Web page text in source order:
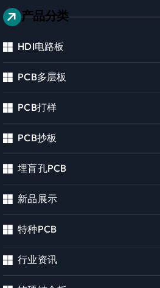
产品分类
HDI电路板
PCB多层板
PCB打样
PCB抄板
埋盲孔PCB
新品展示
特种PCB
行业资讯